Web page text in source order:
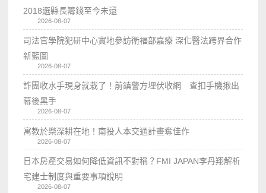
2018選縣長籌錢至今未還
2026-08-07
司法官學院犯研中心實地參訪衛福部嘉療 深化醫法跨界合作
新藍圖
2026-08-07
詐團收水手現身就栽了！前鎮警方埋伏收網 查扣手機揪出
幕後黑手
2026-08-07
寓教於樂深耕在地！南投人本交通計畫奪佳作
2026-08-07
日本房產交易如何降低資訊不對稱？FMI JAPAN李丹翔解析
宅建士制度與重要事項說明
2026-08-07